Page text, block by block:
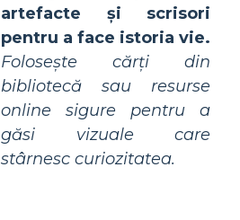
artefacte și scrisori
pentru a face istoria vie.
Folosește cărți din
bibliotecă sau resurse
online sigure pentru a
găsi vizuale care
stârnesc curiozitatea.